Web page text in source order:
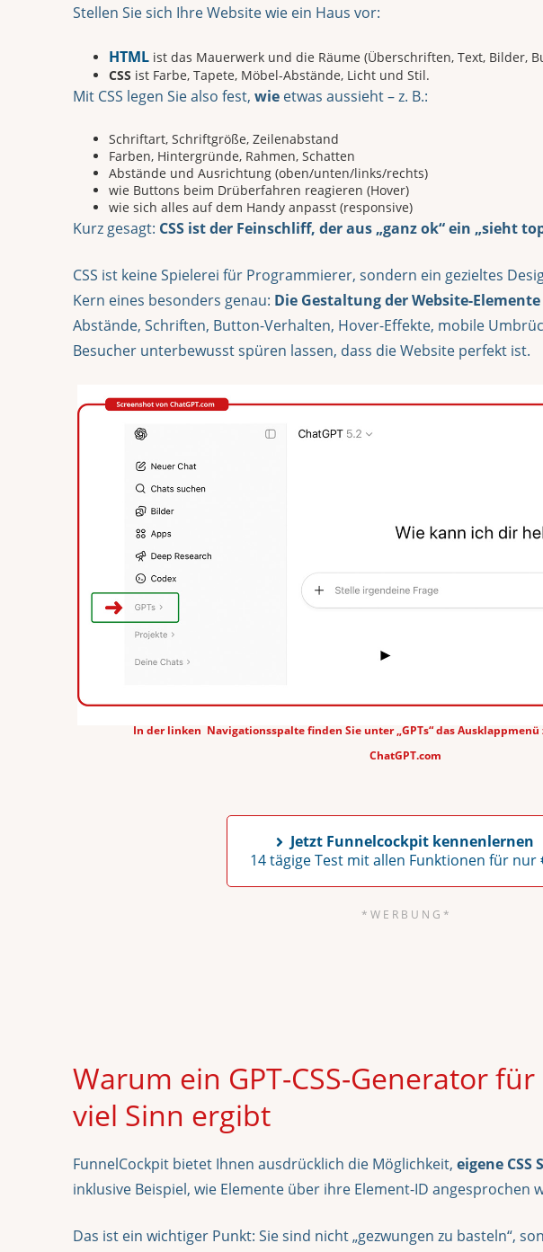
Stellen Sie sich Ihre Website wie ein Haus vor:
HTMList das Mauerwerk und die Räume (Überschriften, Text, Bilder,
CSS ist Farbe, Tapete, Möbel-Abstände, Licht und Stil.
Mit CSS legen Sie also fest, wieetwas aussieht – z. B.:
Schriftart, Schriftgröße, Zeilenabstand
Farben, Hintergründe, Rahmen, Schatten
Abstände und Ausrichtung (oben/unten/links/rechts)
wie Buttons beim Drüberfahren reagieren (Hover)
wie sich alles auf dem Handy anpasst (responsive)
Kurz gesagt: CSS ist der Feinschliff, der aus „ganz ok“ ein „sieht
CSS ist keine Spielerei für Programmierer, sondern ein gezieltes
Kern eines besonders genau: Die Gestaltung der Website-
Abstände, Schriften, Button-Verhalten, Hover-Effekte, mobile
Besucher unterbewusst spüren lassen, dass die Website perfekt ist.
In der linken Navigationsspalte finden Sie unter „GPTs“ das Ausklappmenü
ChatGPT.com
Jetzt Funnelcockpit kennenlernen
14 tägige Test mit allen Funktionen für nur
* W E R B U N G *
Warum ein GPT-CSS-Generator
viel Sinn ergibt
FunnelCockpit bietet Ihnen ausdrücklich die Möglichkeit, eigene CSS
inklusive Beispiel, wie Elemente über ihre Element-ID angesprochen
Das ist ein wichtiger Punkt: Sie sind nicht „gezwungen zu basteln“,